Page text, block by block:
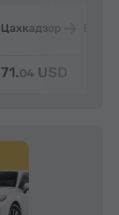
Цахкадзор
71.04 USD